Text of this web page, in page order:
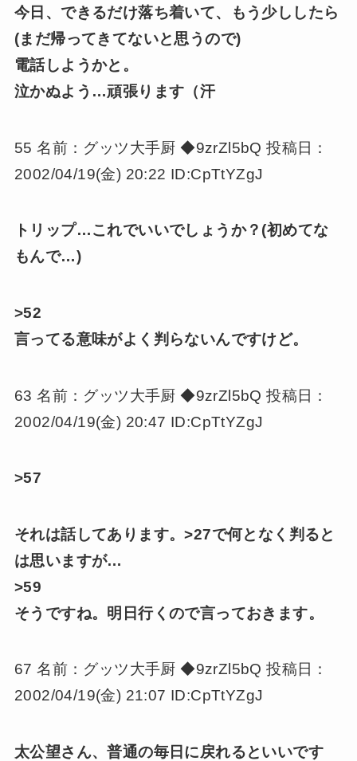
今日、できるだけ落ち着いて、もう少ししたら
(まだ帰ってきてないと思うので)
電話しようかと。
泣かぬよう…頑張ります（汗
55 名前：グッツ大手厨 ◆9zrZl5bQ 投稿日：
2002/04/19(金) 20:22 ID:CpTtYZgJ
トリップ…これでいいでしょうか？(初めてな
もんで…)
>52
言ってる意味がよく判らないんですけど。
63 名前：グッツ大手厨 ◆9zrZl5bQ 投稿日：
2002/04/19(金) 20:47 ID:CpTtYZgJ
>57
それは話してあります。>27で何となく判ると
は思いますが…
>59
そうですね。明日行くので言っておきます。
67 名前：グッツ大手厨 ◆9zrZl5bQ 投稿日：
2002/04/19(金) 21:07 ID:CpTtYZgJ
太公望さん、普通の毎日に戻れるといいです